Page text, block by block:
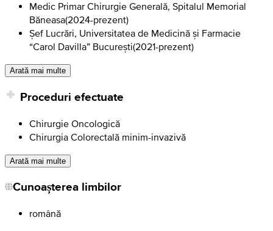
Medic Primar Chirurgie Generală, Spitalul Memorial
Băneasa(2024-prezent)
Șef Lucrări, Universitatea de Medicină și Farmacie
“Carol Davilla” București(2021-prezent)
Arată mai multe
Proceduri efectuate
Chirurgie Oncologică
Chirurgia Colorectală minim-invazivă
Arată mai multe
Cunoașterea limbilor
română